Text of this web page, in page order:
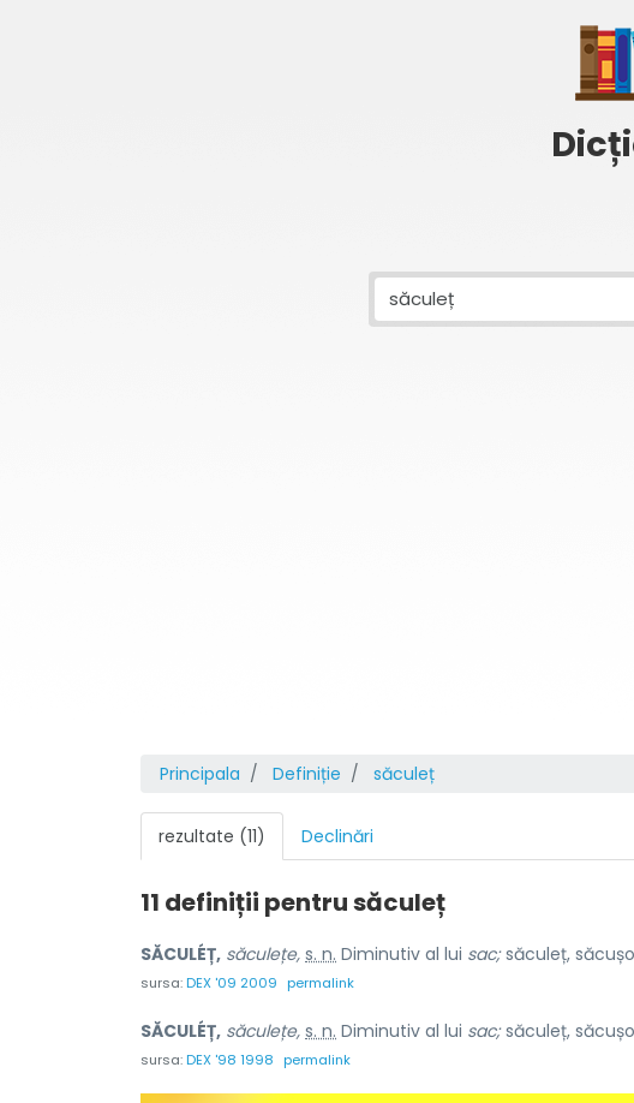
Principala Definiție săculeț
rezultate (11) Declinări
11 definiții pentrusăculeț
SĂCULÉȚ, săculețe, s. n. Diminutiv al lui sac;săculeț,
sursa:DEX '09 2009 permalink
SĂCULÉȚ, săculețe, s. n. Diminutiv al lui sac;săculeț,
sursa:DEX '98 1998 permalink